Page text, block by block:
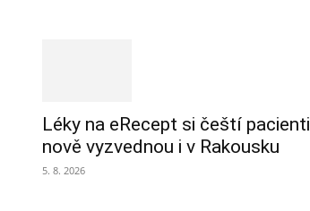
Léky na eRecept si čeští pacienti
nově vyzvednou i v Rakousku
5. 8. 2026